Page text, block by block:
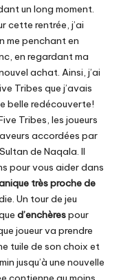
un long moment.
cette rentrée, j’ai
me penchant en
en regardant ma
achat. Ainsi, j’ai
Tribes que j’avais
belle redécouverte!
Tribes, les joueurs
accordées par
de Naqala. Il
pour vous aider dans
très proche de
Un tour de jeu
d’enchèrespour
joueur va prendre
tuile de son choix et
jusqu’à une nouvelle